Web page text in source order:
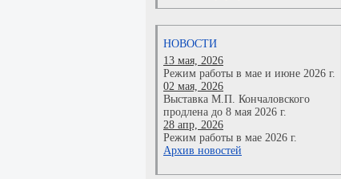
НОВОСТИ
13 мая, 2026
Режим работы в мае и июне 2026 г.
02 мая, 2026
Выставка М.П. Кончаловского
продлена до 8 мая 2026 г.
28 апр, 2026
Режим работы в мае 2026 г.
Архив новостей